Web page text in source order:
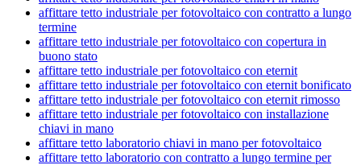
affittare tetto industriale per fotovoltaico con contratto a lungo
termine
affittare tetto industriale per fotovoltaico con copertura in
buono stato
affittare tetto industriale per fotovoltaico con eternit
affittare tetto industriale per fotovoltaico con eternit bonificato
affittare tetto industriale per fotovoltaico con eternit rimosso
affittare tetto industriale per fotovoltaico con installazione
chiavi in mano
affittare tetto laboratorio chiavi in mano per fotovoltaico
affittare tetto laboratorio con contratto a lungo termine per